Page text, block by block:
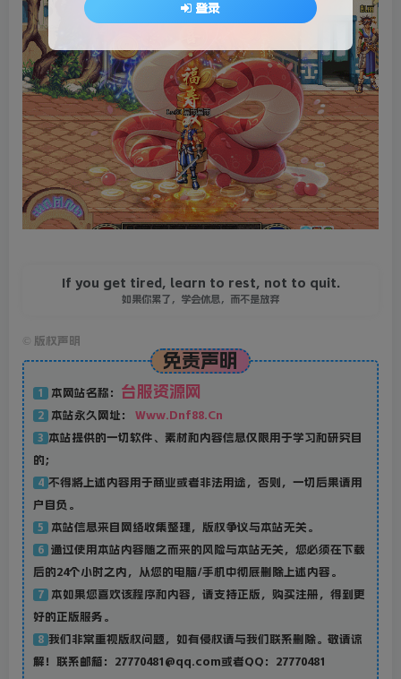
If you get tired, learn to rest, not to quit.
如果你累了，学会休息，而不是放弃
版权声明
免责声明
1 本网站名称： 台服资源网
2 本站永久网址： Www.Dnf88.Cn
3 本站提供的一切软件、素材和内容信息仅限用于学习和研究目
的；
4 不得将上述内容用于商业或者非法用途，否则，一切后果请用
户自负。
5 本站信息来自网络收集整理，版权争议与本站无关。
6 通过使用本站内容随之而来的风险与本站无关，您必须在下载
后的24个小时之内，从您的电脑/手机中彻底删除上述内容。
7 本如果您喜欢该程序和内容，请支持正版，购买注册，得到更
好的正版服务。
8 我们非常重视版权问题，如有侵权请与我们联系删除。敬请谅
解！联系邮箱：27770481@qq.com或者QQ：27770481
登录